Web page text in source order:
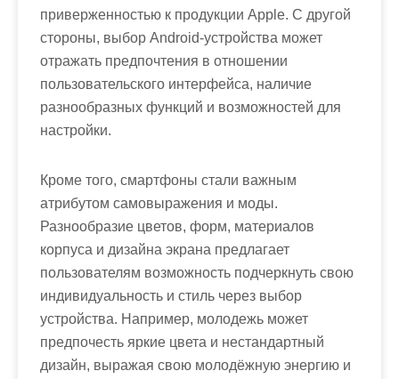
приверженностью к продукции Apple. С другой
стороны, выбор Android-устройства может
отражать предпочтения в отношении
пользовательского интерфейса, наличие
разнообразных функций и возможностей для
настройки.
Кроме того, смартфоны стали важным
атрибутом самовыражения и моды.
Разнообразие цветов, форм, материалов
корпуса и дизайна экрана предлагает
пользователям возможность подчеркнуть свою
индивидуальность и стиль через выбор
устройства. Например, молодежь может
предпочесть яркие цвета и нестандартный
дизайн, выражая свою молодёжную энергию и